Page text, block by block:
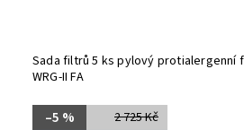
Sada filtrů 5 ks pylový protialergenní
WRG-II FA
2 725 Kč
–5 %